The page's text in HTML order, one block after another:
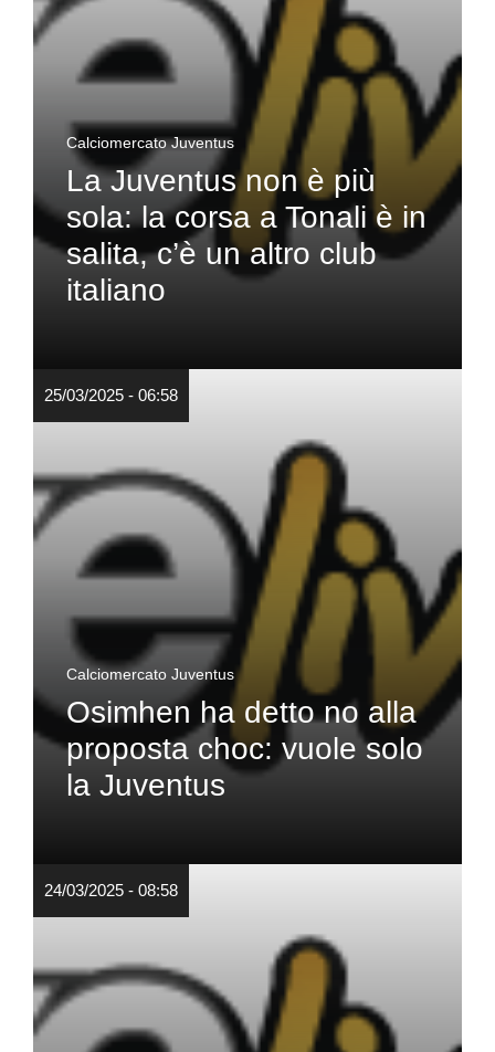
Calciomercato Juventus
La Juventus non è più
sola: la corsa a Tonali è in
salita, c’è un altro club
italiano
25/03/2025 - 06:58
Calciomercato Juventus
Osimhen ha detto no alla
proposta choc: vuole solo
la Juventus
24/03/2025 - 08:58